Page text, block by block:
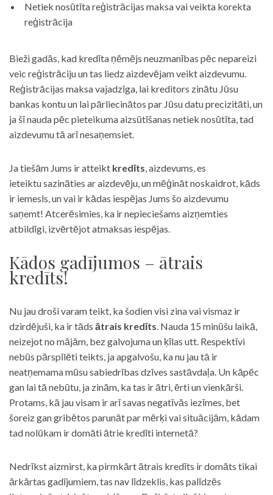
Netiek nosūtīta reģistrācijas maksa vai veikta korekta
reģistrācija
Bieži gadās, kad kredīta ņēmējs neuzmanības pēc nepareizi
veic reģistrāciju un tas liedz aizdevējam veikt aizdevumu.
Reģistrācijas maksa vajadzīga, lai kreditors zinātu Jūsu
bankas kontu un lai pārliecinātos par Jūsu datu precizitāti, un
ja šī nauda pēc pieteikuma aizsūtīšanas netiek nosūtīta, tad
aizdevumu tā arī nesaņemsiet.
Ja tiešām Jums ir atteikt kredīts, aizdevums, es
ieteiktu sazināties ar aizdevēju, un mēģināt noskaidrot, kāds
ir iemesls, un vai ir kādas iespējas Jums šo aizdevumu
saņemt! Atcerēsimies, ka ir nepieciešams aizņemties
atbildīgi, izvērtējot atmaksas iespējas.
Kādos gadījumos – ātrais
kredīts!
Nu jau droši varam teikt, ka šodien visi zina vai vismaz ir
dzirdējuši, ka ir tāds ātrais kredīts. Nauda 15 minūšu laikā,
neizejot no mājām, bez galvojuma un ķīlas utt. Respektīvi
nebūs pārspīlēti teikts, ja apgalvošu, ka nu jau tā ir
neatņemama mūsu sabiedrības dzīves sastāvdaļa. Un kāpēc
gan lai tā nebūtu, ja zinām, ka tas ir ātri, ērti un vienkārši.
Protams, kā jau visam ir arī savas negatīvās iezīmes, bet
šoreiz gan gribētos parunāt par mērķi vai situācijām, kādam
tad nolūkam ir domāti ātrie kredīti internetā?
Nedrīkst aizmirst, ka pirmkārt ātrais kredīts ir domāts tikai
ārkārtas gadījumiem, tas nav līdzeklis, kas palīdzēs